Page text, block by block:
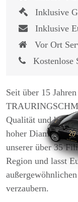
1.825,- €
Inklusive
Inklusive
Vor Ort
Kostenlose
Seit über 15
Qualität und
hoher
unserer über 35
Region und lasst
verzaubern.